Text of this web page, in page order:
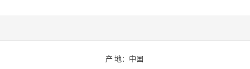
产 地：中囯